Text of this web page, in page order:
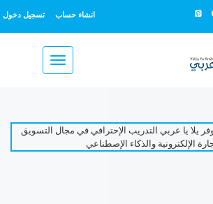
تسجيل دخول انشاء حساب
Toggle
navigation